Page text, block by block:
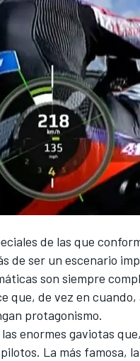
de las que
de ser un escenario
son siempre
que, de vez en cuando,
protagonismo.
enormes gaviotas
La más famosa, la